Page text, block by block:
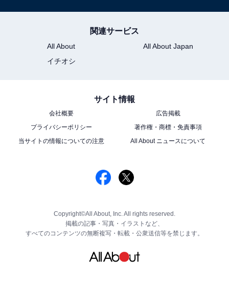
関連サービス
All About
All About Japan
イチオシ
サイト情報
会社概要
広告掲載
プライバシーポリシー
著作権・商標・免責事項
当サイトの情報についての注意
All About ニュースについて
Copyright©All About, Inc. All rights reserved.
掲載の記事・写真・イラストなど、
すべてのコンテンツの無断複写・転載・公衆送信等を禁じます。